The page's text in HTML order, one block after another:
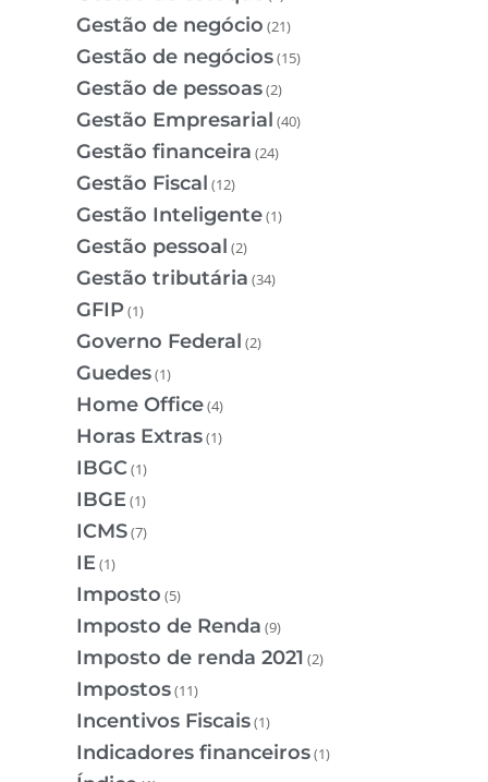
Gestão de negócio (21)
Gestão de negócios(15)
Gestão de pessoas(2)
Gestão Empresarial (40)
Gestão financeira (24)
Gestão Fiscal (12)
Gestão Inteligente(1)
Gestão pessoal (2)
Gestão tributária (34)
GFIP(1)
Governo Federal (2)
Guedes(1)
Home Office(4)
Horas Extras(1)
IBGC(1)
IBGE(1)
ICMS(7)
IE(1)
Imposto (5)
Imposto de Renda (9)
Imposto de renda 2021 (2)
Impostos(11)
Incentivos Fiscais(1)
Indicadores financeiros(1)